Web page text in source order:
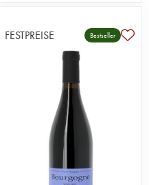
FESTPREISE Bestseller